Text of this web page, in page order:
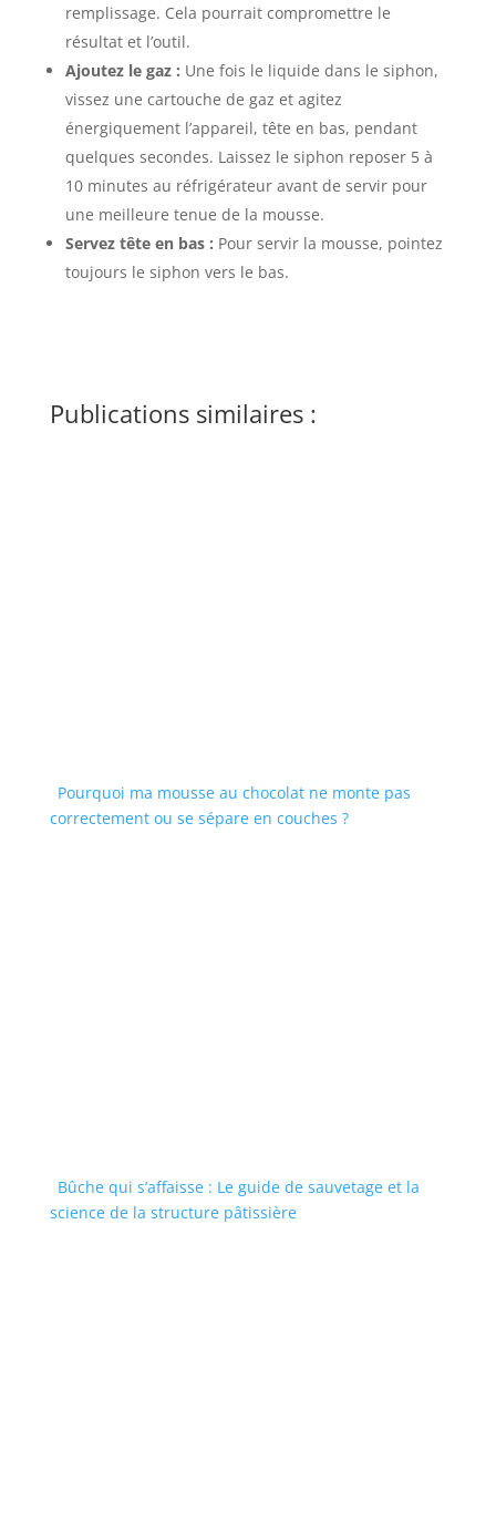
remplissage. Cela pourrait compromettre le
résultat et l’outil.
Ajoutez le gaz : Une fois le liquide dans le siphon,
vissez une cartouche de gaz et agitez
énergiquement l’appareil, tête en bas, pendant
quelques secondes. Laissez le siphon reposer 5 à
10 minutes au réfrigérateur avant de servir pour
une meilleure tenue de la mousse.
Servez tête en bas : Pour servir la mousse, pointez
toujours le siphon vers le bas.
Publications similaires :
Pourquoi ma mousse au chocolat ne monte pas
correctement ou se sépare en couches ?
Bûche qui s’affaisse : Le guide de sauvetage et la
science de la structure pâtissière